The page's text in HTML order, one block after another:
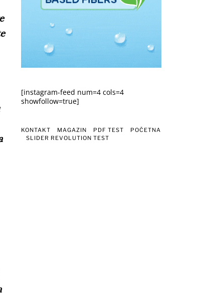
[instagram-feed num=4 cols=4
showfollow=true]
KONTAKT MAGAZIN PDF TEST
POČETNA
SLIDER REVOLUTION TEST